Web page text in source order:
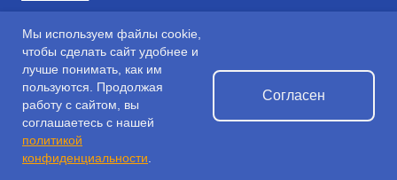
© 2026 РАУ ИТ
Корпоративные решения
Кейсы
Виды деятельности и стоимость
Мы используем файлы cookie,
чтобы сделать сайт удобнее и
лучше понимать, как им
пользуются. Продолжая
работу с сайтом, вы
соглашаетесь с нашей
политикой
конфиденциальности
Согласен